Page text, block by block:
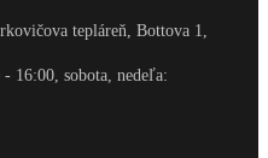
tepláreň, Bottova 1,
16:00, sobota, nedeľa: